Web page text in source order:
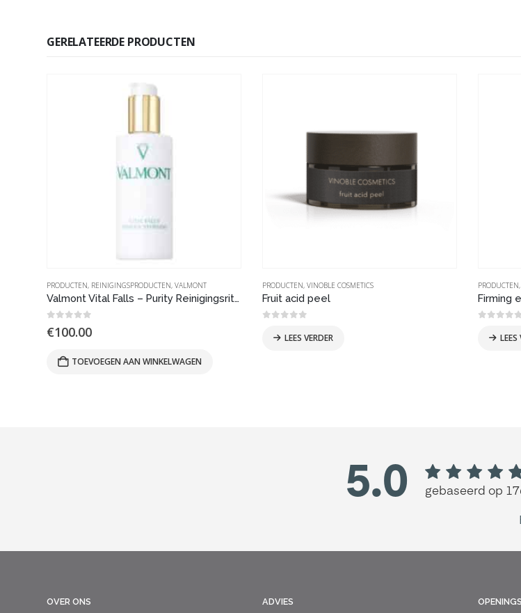
GERELATEERDE PRODUCTEN
PRODUCTEN, REINIGINGSPRODUCTEN, VALMONT
Valmont Vital Falls – Purity Reinigingsritueel – 150ml
€100.00
TOEVOEGEN AAN WINKELWAGEN
PRODUCTEN, VINOBLE COSMETICS
Fruit acid peel
LEES VERDER
PRODUCTEN,
Firming
LEES
OVER ONS ADVIES